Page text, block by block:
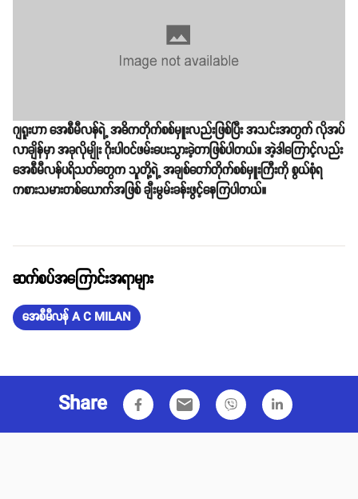
ဂျရူးဟာ အေစီမီလန်ရဲ့ အဓိကတိုက်စစ်မှူးလည်းဖြစ်ပြီး အသင်းအတွက် လိုအပ်
လာချိန်မှာ အခုလိုမျိုး ဂိုးပါဝင်ဖမ်းပေးသွားခဲ့တာဖြစ်ပါတယ်။ အဲ့ဒါကြောင့်လည်း
အေစီမီလန်ပရိသတ်တွေက သူတို့ရဲ့ အချစ်တော်တိုက်စစ်မှူးကြီးကို စွယ်စုံရ
ကစားသမားတစ်ယောက်အဖြစ် ချီးမွမ်းခန်းဖွင့်နေကြပါတယ်။
ဆက်စပ်အကြောင်းအရာများ
အေစီမီလန် A C MILAN
Share email